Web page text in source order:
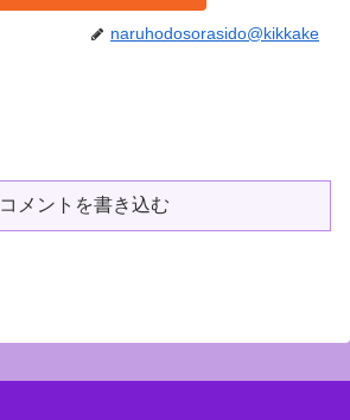
naruhodosorasido@kikkake
コメントを書き込む